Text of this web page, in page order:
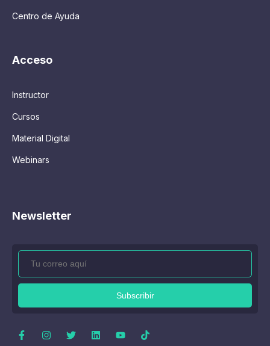
Centro de Ayuda
Acceso
Instructor
Cursos
Material Digital
Webinars
Newsletter
Subscribir